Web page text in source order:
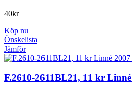
40kr
Köp nu
Önskelista
Jämför
F.2610-2611BL21, 11 kr